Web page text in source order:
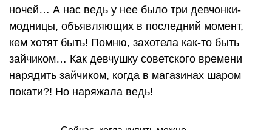
ночей… А нас ведь у нее было три девчонки-
модницы, объявляющих в последний момент,
кем хотят быть! Помню, захотела как-то быть
зайчиком… Как девчушку советского времени
нарядить зайчиком, когда в магазинах шаром
покати?! Но наряжала ведь!